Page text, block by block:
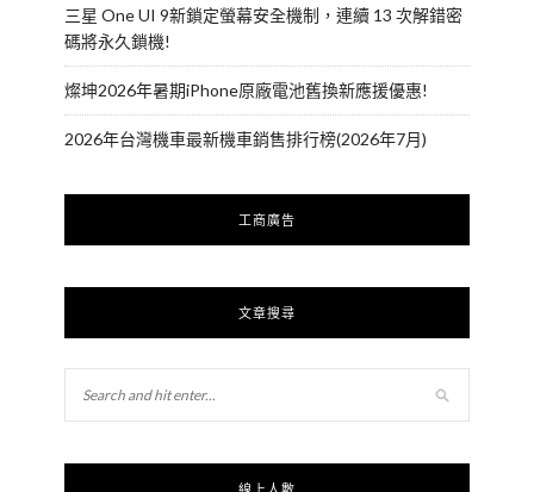
三星 One UI 9新鎖定螢幕安全機制，連續 13 次解錯密
碼將永久鎖機!
燦坤2026年暑期iPhone原廠電池舊換新應援優惠!
2026年台灣機車最新機車銷售排行榜(2026年7月)
工商廣告
文章搜尋